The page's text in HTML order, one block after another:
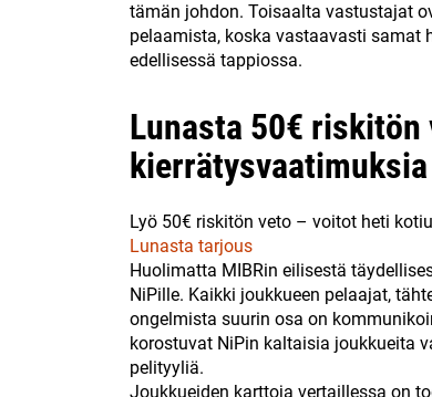
tämän johdon. Toisaalta vastustajat
pelaamista, koska vastaavasti samat
edellisessä tappiossa.
Lunasta 50€
kierrätysvaatimuksia
Lyö 50€ riskitön veto – voitot heti
Lunasta tarjous
Huolimatta MIBRin eilisestä
NiPille. Kaikki joukkueen pelaajat,
ongelmista suurin osa on
korostuvat NiPin kaltaisia joukkueita
pelityyliä.
Joukkueiden karttoja vertaillessa on